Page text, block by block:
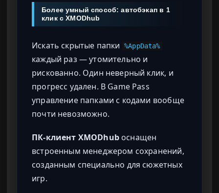
Более умный способ: автобэкап в 1
клик с XMODhub
Искать скрытые папки %AppData%
каждый раз — утомительно и
рискованно. Один неверный клик, и
прогресс удален. В Game Pass
управление папками с кодами вообще
почти невозможно.
ПК-клиент XMODhubоснащен
встроенным менеджером сохранений,
созданным специально для сюжетных
игр.